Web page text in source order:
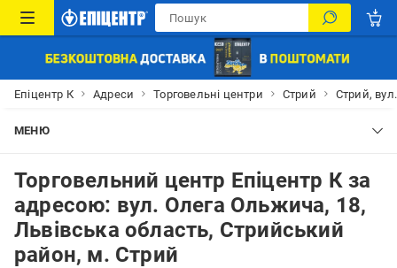
Епіцентр К Адреси Торговельні центри Стрий Стрий,
МЕНЮ
Торговельний центр Епіцентр К за
адресою: вул. Олега Ольжича, 18,
Львівська область, Стрийський
район, м. Стрий